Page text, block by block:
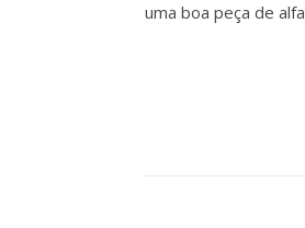
uma boa peça de